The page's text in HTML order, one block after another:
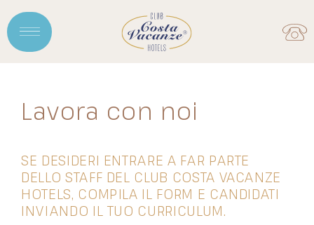
Lavora con noi
SE DESIDERI ENTRARE A FAR PARTE
DELLO STAFF DEL CLUB COSTA VACANZE
HOTELS, COMPILA IL FORM E CANDIDATI
INVIANDO IL TUO CURRICULUM.